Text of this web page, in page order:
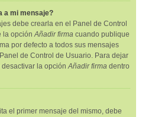
a mi mensaje?
debe crearla en el Panel de Control
la opciónAñadir firma cuando publique
por defecto a todos sus mensajes
de Control de Usuario. Para dejar
desactivar la opciónAñadir firma dentro
el primer mensaje del mismo, debe